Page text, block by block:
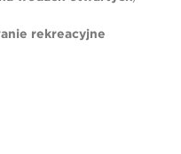
rekreacyjne